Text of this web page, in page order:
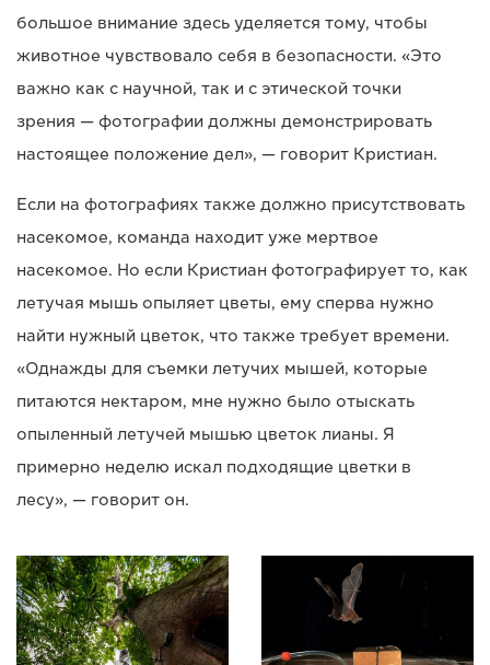
большое внимание здесь уделяется тому, чтобы
животное чувствовало себя в безопасности. «Это
важно как с научной, так и с этической точки
зрения — фотографии должны демонстрировать
настоящее положение дел», — говорит Кристиан.
Если на фотографиях также должно присутствовать
насекомое, команда находит уже мертвое
насекомое. Но если Кристиан фотографирует то, как
летучая мышь опыляет цветы, ему сперва нужно
найти нужный цветок, что также требует времени.
«Однажды для съемки летучих мышей, которые
питаются нектаром, мне нужно было отыскать
опыленный летучей мышью цветок лианы. Я
примерно неделю искал подходящие цветки в
лесу», — говорит он.